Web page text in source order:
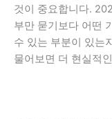
것이 중요합니다.
부만 묻기보다 어떤
수 있는 부분이 있는
물어보면 더 현실적